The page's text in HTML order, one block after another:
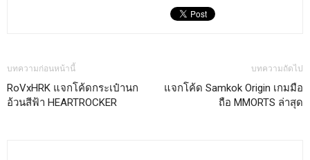
บทความก่อนหน้านี้
RoVxHRK แจกโค้ดกระเป๋านก
อ้วนสีฟ้า HEARTROCKER
บทความถัดไป
แจกโค้ด Samkok Origin เกมมือ
ถือ MMORTS ล่าสุด